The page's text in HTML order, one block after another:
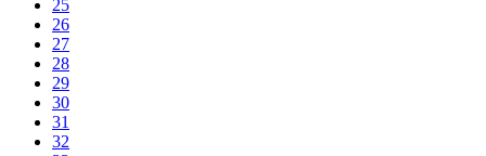
25
26
27
28
29
30
31
32